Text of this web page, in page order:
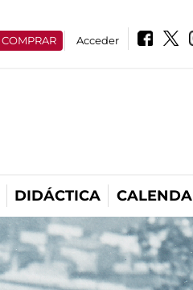
COMPRAR Acceder
DIDÁCTICA